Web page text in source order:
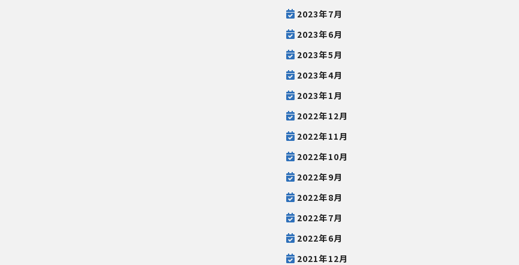
2023年7月
2023年6月
2023年5月
2023年4月
2023年1月
2022年12月
2022年11月
2022年10月
2022年9月
2022年8月
2022年7月
2022年6月
2021年12月